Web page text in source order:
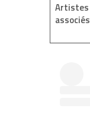
Artistes
associés